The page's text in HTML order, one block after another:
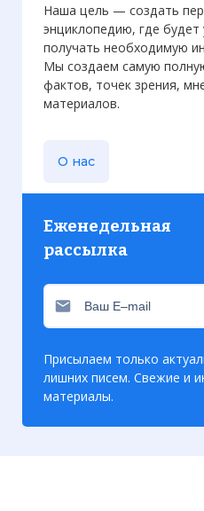
Наша цель — создать
энциклопедию, где будет
получать необходимую
Мы создаем самую
фактов, точек зрения,
материалов.
О нас
Еженедельная
рассылка
Присылаем только
лишних писем. Свежие и
материалы.